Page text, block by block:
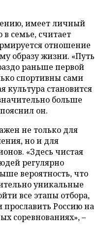
имеет личный
семье, считает
отношение
образу жизни. «Путь
раньше первой
спортивны сами
культура становится
больше
он.
не только для
но и для
«Здесь чистая
регулярно
вероятность, что
уникальные
все этапы отбора,
прославить Россию на
соревнованиях», –